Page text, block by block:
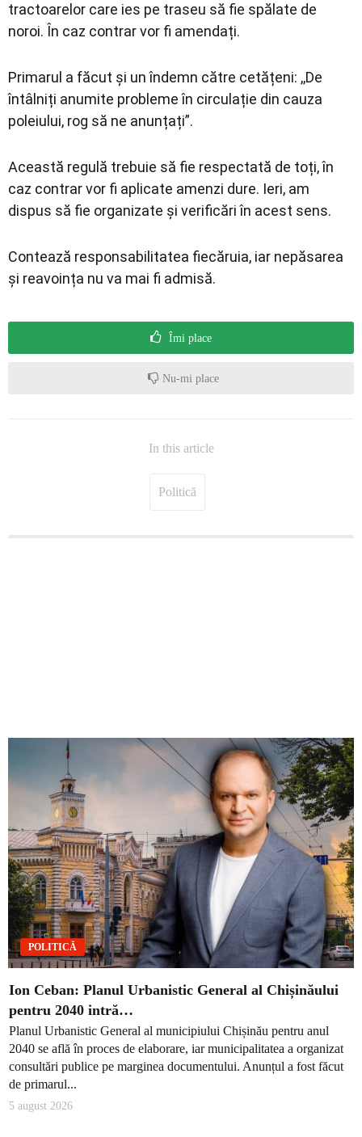
tractoarelor care ies pe traseu să fie spălate de
noroi. În caz contrar vor fi amendați.
Primarul a făcut și un îndemn către cetățeni: ,,De
întâlniți anumite probleme în circulație din cauza
poleiului, rog să ne anunțați”.
Această regulă trebuie să fie respectată de toți, în
caz contrar vor fi aplicate amenzi dure. Ieri, am
dispus să fie organizate și verificări în acest sens.
Contează responsabilitatea fiecăruia, iar nepăsarea
și reavoința nu va mai fi admisă.
Îmi place
Nu-mi place
In this article
Politică
POLITICĂ
Ion Ceban: Planul Urbanistic General al Chișinăului
pentru 2040 intră…
Planul Urbanistic General al municipiului Chișinău pentru anul
2040 se află în proces de elaborare, iar municipalitatea a organizat
consultări publice pe marginea documentului. Anunțul a fost făcut
de primarul...
5 august 2026